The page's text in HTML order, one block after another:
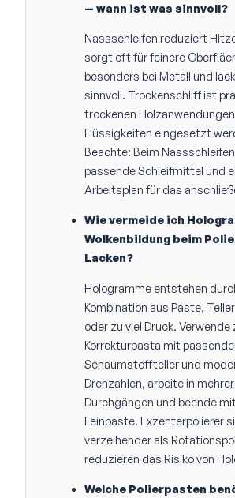
— wann ist was sinnvoll?
Nassschleifen reduziert
sorgt oft für feinere
besonders bei Metall und
sinnvoll. Trockenschliff ist
trockenen
Flüssigkeiten eingesetzt
Beachte: Beim
passende Schleifmittel und
Arbeitsplan für das
Wie vermeide ich
Wolkenbildung beim
Lacken?
Hologramme entstehen
Kombination aus Paste,
oder zu viel Druck.
Korrekturpasta mit
Schaumstoffteller und
Drehzahlen, arbeite in
Durchgängen und beende
Feinpaste. Exzenterpolierer
verzeihender als
reduzieren das Risiko von
Welche Polierpasten